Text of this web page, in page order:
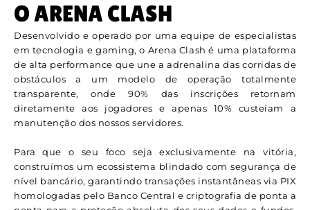
O ARENA CLASH
Desenvolvido e operado por uma equipe de especialistas
em tecnologia e gaming, o Arena Clash é uma plataforma
de alta performance que une a adrenalina das corridas de
obstáculos a um modelo de operação totalmente
transparente, onde 90% das inscrições retornam
diretamente aos jogadores e apenas 10% custeiam a
manutenção dos nossos servidores.
Para que o seu foco seja exclusivamente na vitória,
construímos um ecossistema blindado com segurança de
nível bancário, garantindo transações instantâneas via PIX
homologadas pelo Banco Central e criptografia de ponta a